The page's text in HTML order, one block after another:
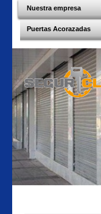
Nuestra empresa
Puertas Acorazadas